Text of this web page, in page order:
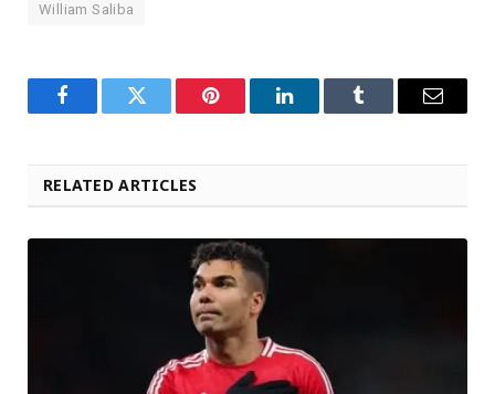
William Saliba
FacebookTwitter Pinterest LinkedInTumblr Email
RELATED ARTICLES